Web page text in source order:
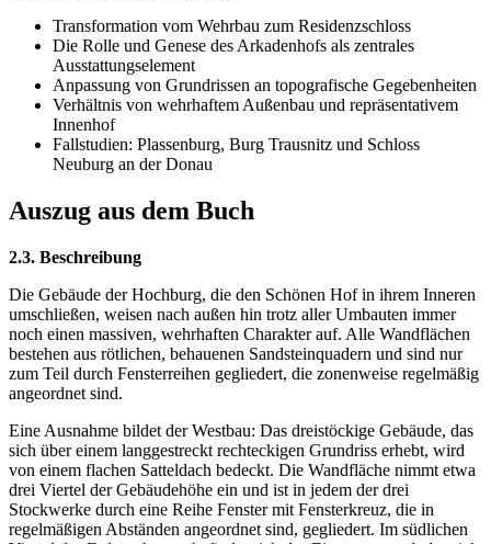
Transformation vom Wehrbau zum Residenzschloss
Die Rolle und Genese des Arkadenhofs als zentrales
Ausstattungselement
Anpassung von Grundrissen an topografische Gegebenheiten
Verhältnis von wehrhaftem Außenbau und repräsentativem
Innenhof
Fallstudien: Plassenburg, Burg Trausnitz und Schloss
Neuburg an der Donau
Auszug aus dem Buch
2.3. Beschreibung
Die Gebäude der Hochburg, die den Schönen Hof in ihrem Inneren
umschließen, weisen nach außen hin trotz aller Umbauten immer
noch einen massiven, wehrhaften Charakter auf. Alle Wandflächen
bestehen aus rötlichen, behauenen Sandsteinquadern und sind nur
zum Teil durch Fensterreihen gegliedert, die zonenweise regelmäßig
angeordnet sind.
Eine Ausnahme bildet der Westbau: Das dreistöckige Gebäude, das
sich über einem langgestreckt rechteckigen Grundriss erhebt, wird
von einem flachen Satteldach bedeckt. Die Wandfläche nimmt etwa
drei Viertel der Gebäudehöhe ein und ist in jedem der drei
Stockwerke durch eine Reihe Fenster mit Fensterkreuz, die in
regelmäßigen Abständen angeordnet sind, gegliedert. Im südlichen